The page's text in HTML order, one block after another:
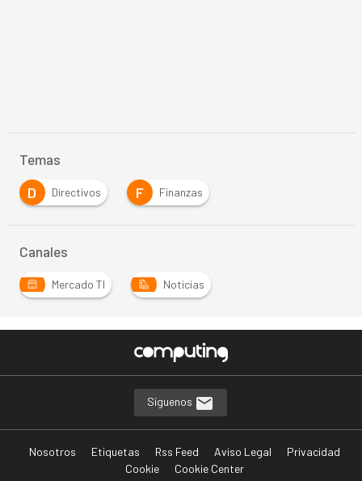
Temas
D
Directivos F Finanzas
Canales
Mercado TI Noticias
Síguenos
Nosotros Etiquetas Rss Feed Aviso Legal
Privacidad
Cookie
Cookie Center